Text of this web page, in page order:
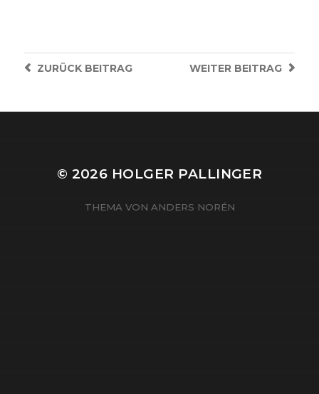
WEITER BEITRAG
ZURÜCKBEITRAG
© 2026 HOLGER PALLINGER
THEMA VON ANDERS NORÉN